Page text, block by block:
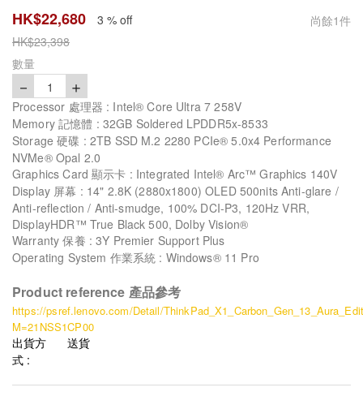
HK$22,680 3 % off 尚餘1件
HK$23,398
數量
－ 1 ＋
Processor 處理器 : Intel® Core Ultra 7 258V
Memory 記憶體 : 32GB Soldered LPDDR5x-8533
Storage 硬碟 : 2TB SSD M.2 2280 PCIe® 5.0x4 Performance
NVMe® Opal 2.0
Graphics Card 顯示卡 : Integrated Intel® Arc™ Graphics 140V
Display 屏幕 : 14" 2.8K (2880x1800) OLED 500nits Anti-glare /
Anti-reflection / Anti-smudge, 100% DCI-P3, 120Hz VRR,
DisplayHDR™ True Black 500, Dolby Vision®
Warranty 保養 : 3Y Premier Support Plus
Operating System 作業系統 : Windows® 11 Pro
Product reference 產品參考
https://psref.lenovo.com/Detail/
M=21NSS1CP00
出貨方
式 :
送貨